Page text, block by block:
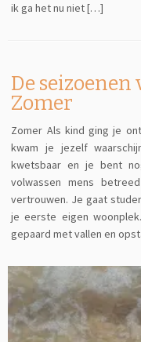
ik ga het nu niet […]
De seizoenen
Zomer
Zomer Als kind ging je
kwam je jezelf
kwetsbaar en je bent
volwassen mens
vertrouwen. Je gaat
je eerste eigen
gepaard met vallen en